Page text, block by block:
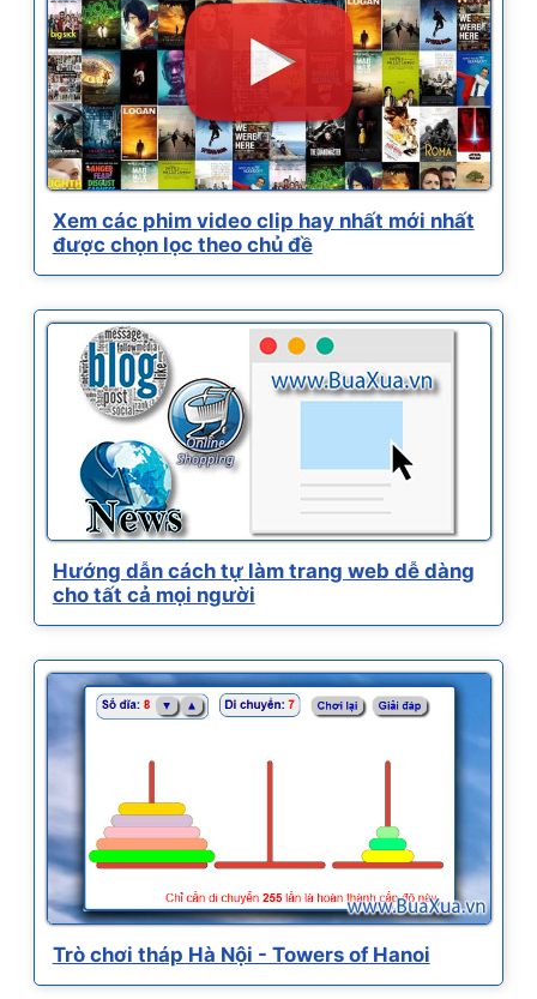
Xem các phim video clip hay nhất mới nhất
được chọn lọc theo chủ đề
Hướng dẫn cách tự làm trang web dễ dàng
cho tất cả mọi người
Trò chơi tháp Hà Nội - Towers of Hanoi